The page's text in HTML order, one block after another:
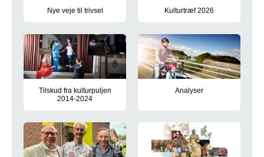
Nye veje til trivsel Kulturtræf 2026
Tilskud fra kulturpuljen
2014-2024
Analyser